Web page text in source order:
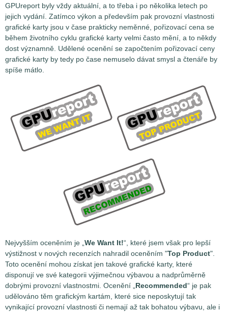
GPUreport byly vždy aktuální, a to třeba i po několika letech po
jejich vydání. Zatímco výkon a především pak provozní vlastnosti
grafické karty jsou v čase prakticky neměnné, pořizovací cena se
během životního cyklu grafické karty velmi často mění, a to někdy
dost významně. Udělené ocenění se započtením pořizovací ceny
grafické karty by tedy po čase nemuselo dávat smysl a čtenáře by
spíše mátlo.
Nejvyšším oceněním je „ We Want It!“, které jsem však pro lepší
výstižnost v nových recenzích nahradil oceněním "Top Product".
Toto ocenění mohou získat jen takové grafické karty, které
disponují ve své kategorii výjimečnou výbavou a nadprůměrně
dobrými provozní vlastnostmi. Ocenění „ Recommended“ je pak
udělováno těm grafickým kartám, které sice neposkytují tak
vynikající provozní vlastnosti či nemají až tak bohatou výbavu, ale i